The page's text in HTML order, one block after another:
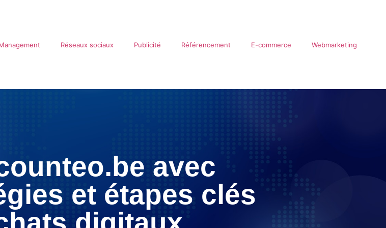
Réseaux sociaux Publicité Référencement E-commerce Webmarketing
avec
et étapes clés